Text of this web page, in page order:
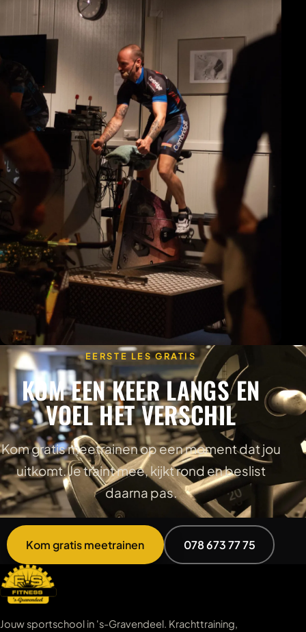
EERSTE LES GRATIS
KOM EEN KEER LANGS EN
VOEL HET VERSCHIL
Kom gratis meetrainen op een moment dat jou
uitkomt. Je traint mee, kijkt rond en beslist
daarna pas.
Kom gratis meetrainen 078 673 77 75
Jouw sportschool in 's-Gravendeel. Krachttraining,